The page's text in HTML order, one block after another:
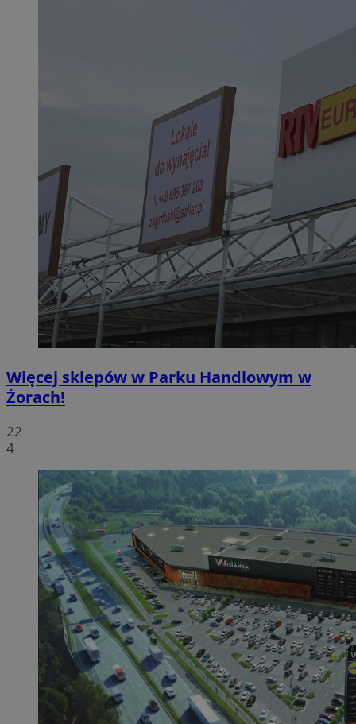
Więcej sklepów w Parku Handlowym w
Żorach!
22
4